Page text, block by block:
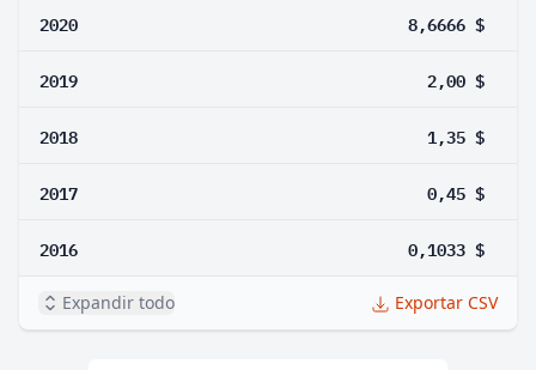
2020 8,6666 $
2019 2,00 $
2018 1,35 $
2017 0,45 $
2016 0,1033 $
Expandir todo Exportar CSV